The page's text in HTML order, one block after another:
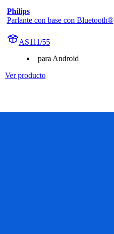
Philips
Parlante con base con Bluetooth®
AS111/55
para Android
Ver producto